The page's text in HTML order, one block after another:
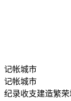
记帐城市
记帐城市
纪录收支建造繁